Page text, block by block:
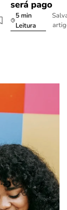
será pago
5 min
Leitura